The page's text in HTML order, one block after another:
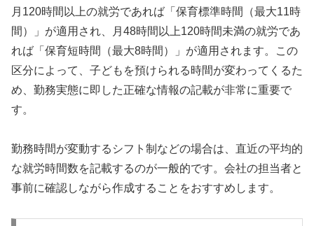
月120時間以上の就労であれば「保育標準時間（最大11時
間）」が適用され、月48時間以上120時間未満の就労であ
れば「保育短時間（最大8時間）」が適用されます。この
区分によって、子どもを預けられる時間が変わってくるた
め、勤務実態に即した正確な情報の記載が非常に重要で
す。
勤務時間が変動するシフト制などの場合は、直近の平均的
な就労時間数を記載するのが一般的です。会社の担当者と
事前に確認しながら作成することをおすすめします。